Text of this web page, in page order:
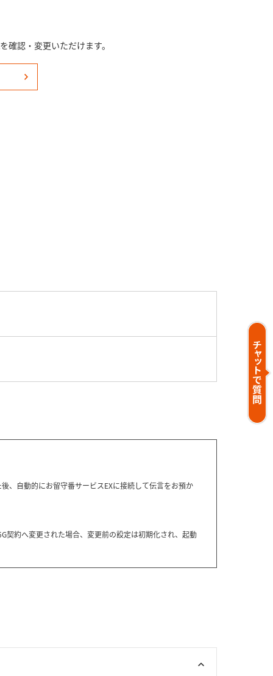
認・変更いただけます。
、自動的にお留守番サービスEXに接続して伝言をお預か
契約へ変更された場合、変更前の設定は初期化され、起動